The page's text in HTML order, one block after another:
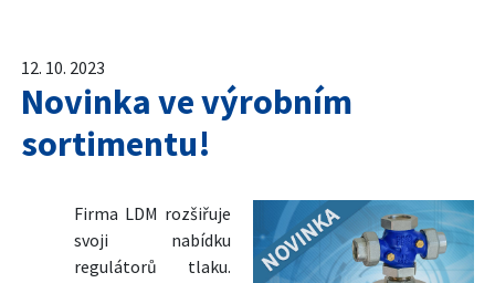
12. 10. 2023
Novinka ve výrobním
sortimentu!
Firma LDM rozšiřuje
svoji nabídku
regulátorů tlaku.